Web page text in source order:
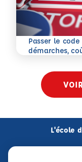
Passer le
démarches,
En savoir plus
L'école